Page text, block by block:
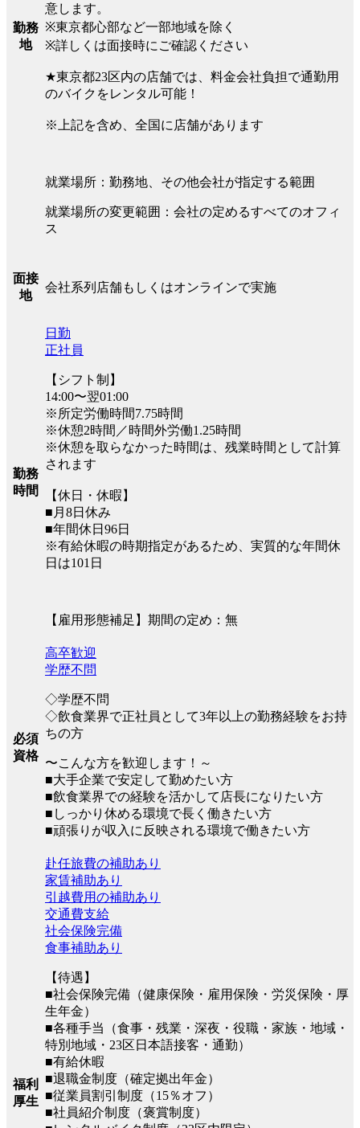
勤務
地
意します。
※東京都心部など一部地域を除く
※詳しくは面接時にご確認ください
★東京都23区内の店舗では、料金会社負担で通勤用
のバイクをレンタル可能！
※上記を含め、全国に店舗があります
就業場所：勤務地、その他会社が指定する範囲
就業場所の変更範囲：会社の定めるすべてのオフィ
ス
面接
地
会社系列店舗もしくはオンラインで実施
勤務
時間
日勤
正社員
【シフト制】
14:00〜翌01:00
※所定労働時間7.75時間
※休憩2時間／時間外労働1.25時間
※休憩を取らなかった時間は、残業時間として計算
されます
【休日・休暇】
■月8日休み
■年間休日96日
※有給休暇の時期指定があるため、実質的な年間休
日は101日
【雇用形態補足】期間の定め：無
必須
資格
高卒歓迎
学歴不問
◇学歴不問
◇飲食業界で正社員として3年以上の勤務経験をお持
ちの方
〜こんな方を歓迎します！～
■大手企業で安定して勤めたい方
■飲食業界での経験を活かして店長になりたい方
■しっかり休める環境で長く働きたい方
■頑張りが収入に反映される環境で働きたい方
福利
厚生
赴任旅費の補助あり
家賃補助あり
引越費用の補助あり
交通費支給
社会保険完備
食事補助あり
【待遇】
■社会保険完備（健康保険・雇用保険・労災保険・厚
生年金）
■各種手当（食事・残業・深夜・役職・家族・地域・
特別地域・23区日本語接客・通勤）
■有給休暇
■退職金制度（確定拠出年金）
■従業員割引制度（15％オフ）
■社員紹介制度（褒賞制度）